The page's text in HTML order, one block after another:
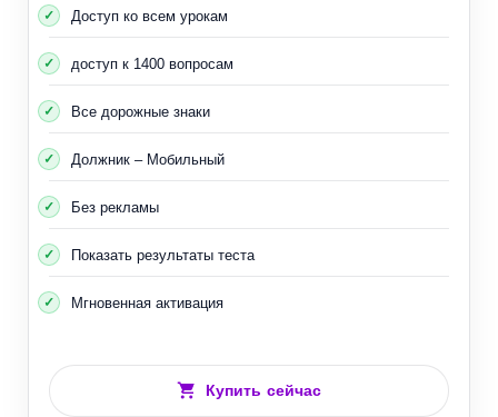
Доступ ко всем урокам
доступ к 1400 вопросам
Все дорожные знаки
Должник – Мобильный
Без рекламы
Показать результаты теста
Мгновенная активация
Купить сейчас